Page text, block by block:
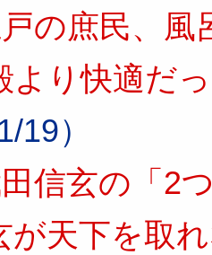
の庶民、風
より快適だ
19）
信玄の「2
が天下を取